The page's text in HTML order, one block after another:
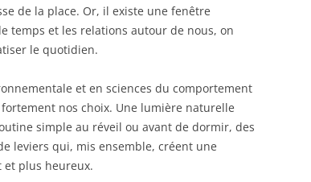
de la place. Or, il existe une fenêtre
temps et les relations autour de nous, on
le quotidien.
et en sciences du comportement
nos choix. Une lumière naturelle
simple au réveil ou avant de dormir, des
leviers qui, mis ensemble, créent une
et plus heureux.